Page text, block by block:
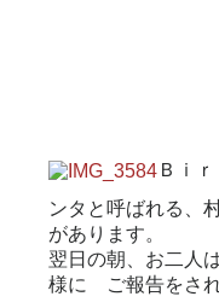
Ｂｉ
ンタと呼ばれる、
があります。
翌日の朝、お二人
様に ご報告をされ